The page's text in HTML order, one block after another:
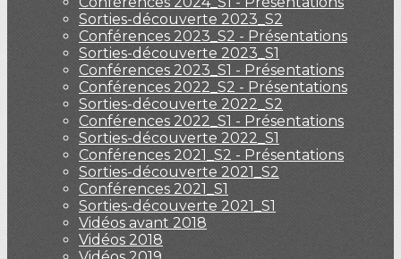
Sorties-découverte 2023_S2
Conférences 2023_S2 - Présentations
Sorties-découverte 2023_S1
Conférences 2023_S1 - Présentations
Conférences 2022_S2 - Présentations
Sorties-découverte 2022_S2
Conférences 2022_S1 - Présentations
Sorties-découverte 2022_S1
Conférences 2021_S2 - Présentations
Sorties-découverte 2021_S2
Conférences 2021_S1
Sorties-découverte 2021_S1
Vidéos avant 2018
Vidéos 2018